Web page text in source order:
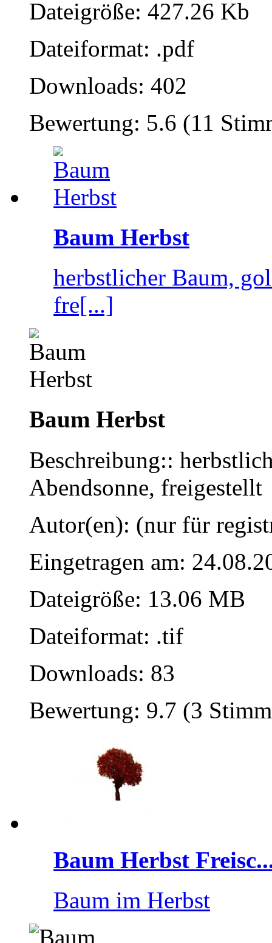
Dateigröße: 427.26 Kb
Dateiformat: .pdf
Downloads: 402
Bewertung: 5.6 (11
Baum Herbst
herbstlicher Baum,
fre[...]
Baum Herbst
Beschreibung::
Abendsonne, freigestellt
Autor(en): (nur für
Eingetragen am:
Dateigröße: 13.06 MB
Dateiformat: .tif
Downloads: 83
Bewertung: 9.7 (3
Baum Herbst
Baum im Herbst